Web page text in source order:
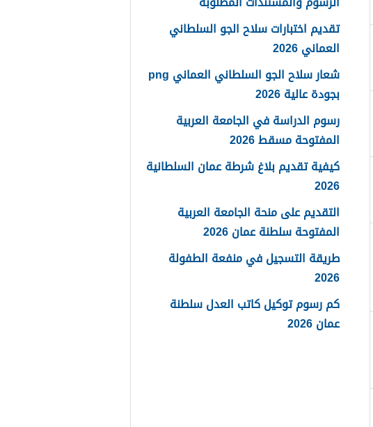
تقديم اختبارات سلاح الجو السلطاني
العماني 2026
شعار سلاح الجو السلطاني العماني png
بجودة عالية 2026
رسوم الدراسة في الجامعة العربية
المفتوحة مسقط 2026
كيفية تقديم بلاغ شرطة عمان السلطانية
2026
التقديم على منحة الجامعة العربية
المفتوحة سلطنة عمان 2026
طريقة التسجيل في منفعة الطفولة
2026
كم رسوم توكيل كاتب العدل سلطنة
عمان 2026